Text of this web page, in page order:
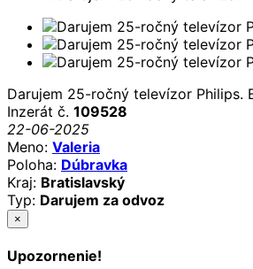
Darujem 25-ročný televízor Philips.
Inzerát č. 109528
22-06-2025
Meno: Valeria
Poloha: Dúbravka
Kraj: Bratislavský
Typ: Darujem za odvoz
×
Upozornenie!